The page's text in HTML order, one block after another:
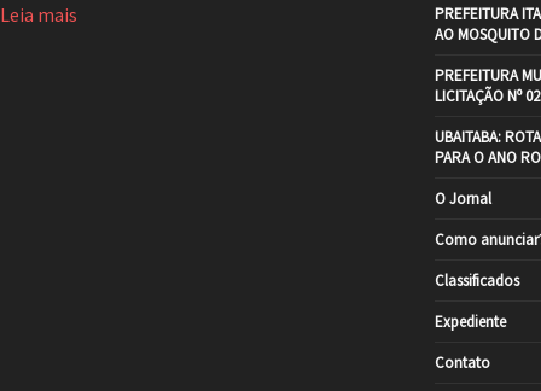
Leia mais
PREFEITURA
AO MOSQUITO
PREFEITURA
LICITAÇÃO Nº
UBAITABA:
PARA O ANO
O Jornal
Como
Classificados
Expediente
Contato